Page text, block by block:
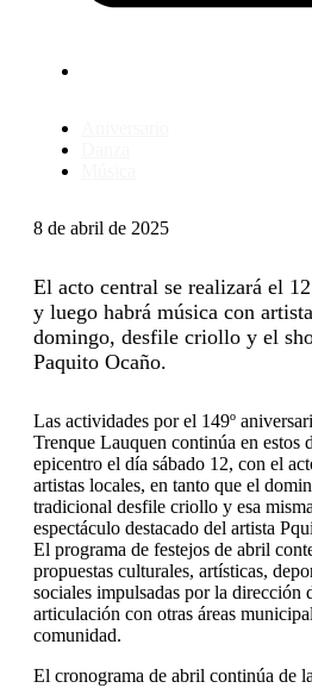
8 de abril de 2025
El acto central se realizará el
y luego habrá música con
domingo, desfile criollo y el
Paquito Ocaño.
Las actividades por el 149º
Trenque Lauquen continúa en estos
epicentro el día sábado 12, con el
artistas locales, en tanto que el
tradicional desfile criollo y esa
espectáculo destacado del artista
El programa de festejos de abril
propuestas culturales, artísticas,
sociales impulsadas por la dirección
articulación con otras áreas
comunidad.
El cronograma de abril continúa de